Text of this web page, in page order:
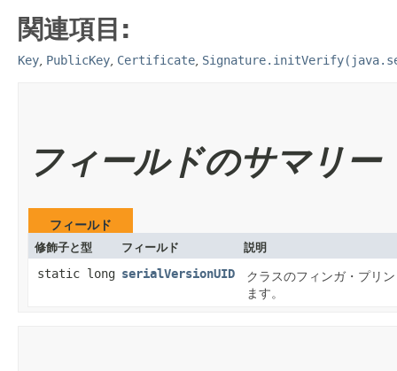
関連項目:
Key PublicKey Certificate
フィールドのサマリー
フィールド
修飾子と型 フィールド 説明
static long serialVersionUID
クラスのフィンガ・プリ
ます。